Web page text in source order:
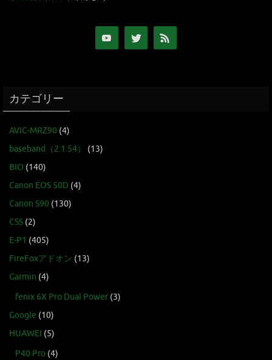
カテゴリー
AVIC-MRZ90 (4)
baseband（2.1.54）
(13)
BIO (140)
Canon EOS 50D (4)
Canon S90 (130)
CSS (2)
E-P1 (405)
FireFoxアドオン (13)
Garmin (4)
fenix 6X Pro Dual Power (3)
Google (10)
HUAWEI (5)
P40 Pro (4)